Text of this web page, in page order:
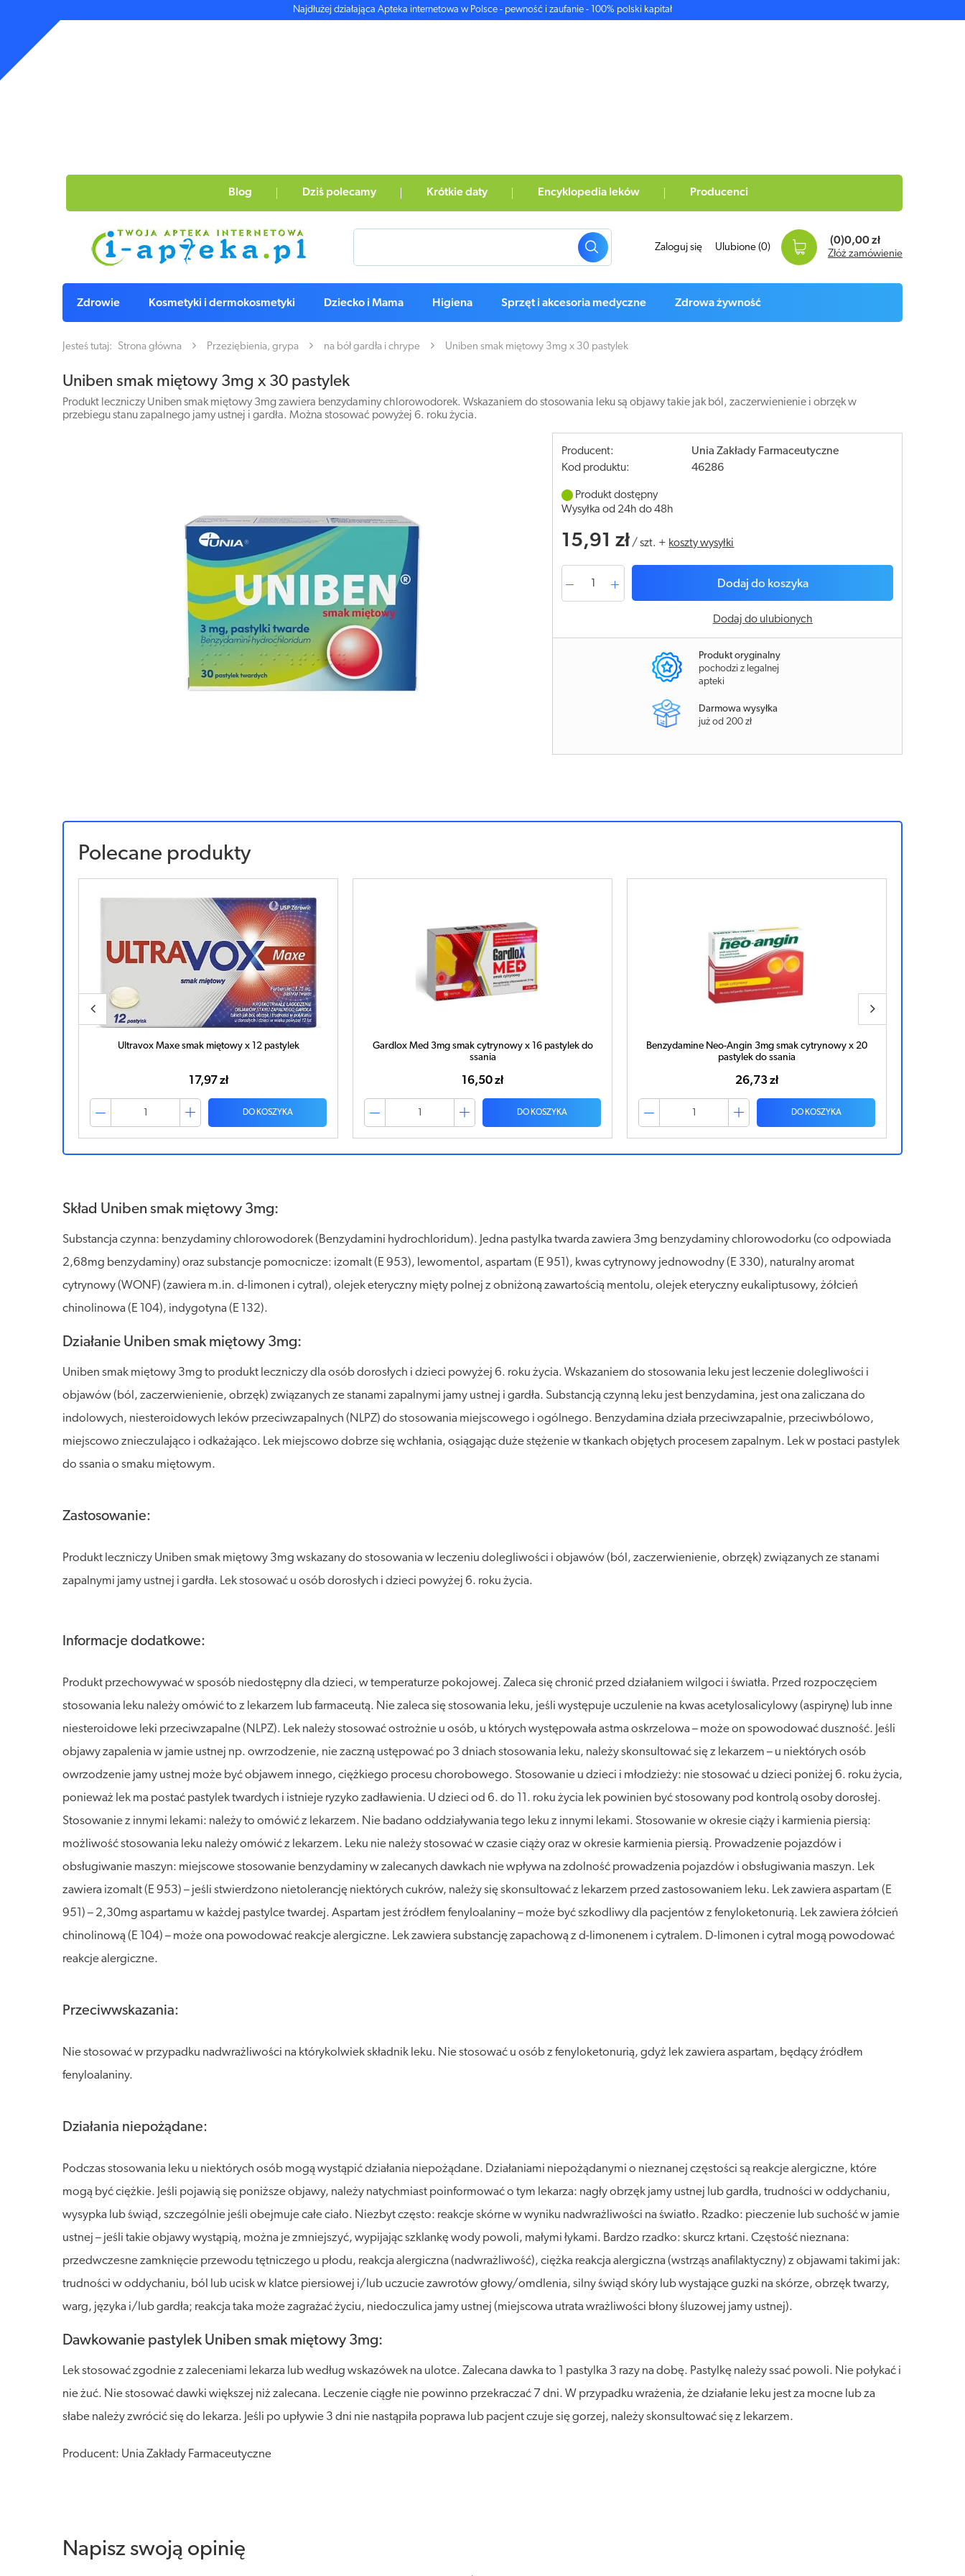
Najdłużej działająca Apteka internetowa w Polsce - pewność i zaufanie - 100% polski kapitał
Blog Dziś polecamy Krótkie daty Encyklopedia leków Producenci
Zaloguj się Ulubione (0)
(0)0,00 zł
Złóż zamówienie
Zdrowie Kosmetyki i dermokosmetyki Dziecko i Mama Higiena Sprzęt i akcesoria medyczne Zdrowa żywność
Jesteś tutaj: Strona główna Przeziębienia, grypa na bół gardła i chrype Uniben smak miętowy 3mg x 30 pastylek
Uniben smak miętowy 3mg x 30 pastylek
Produkt leczniczy Uniben smak miętowy 3mg zawiera benzydaminy chlorowodorek. Wskazaniem do stosowania leku są objawy takie jak ból, zaczerwienienie i obrzęk w
przebiegu stanu zapalnego jamy ustnej i gardła. Można stosować powyżej 6. roku życia.
Producent:
Unia Zakłady Farmaceutyczne
Kod produktu:
46286
Produkt dostępny
Wysyłka od 24h do 48h
15,91 zł /szt. + koszty wysyłki
Dodaj do koszyka
Dodaj do ulubionych
Produkt oryginalny
pochodzi z legalnej
apteki
Darmowa wysyłka
już od 200 zł
Polecane produkty
Ultravox Maxe smak miętowy x 12 pastylek
17,97 zł
DO KOSZYKA
Gardlox Med 3mg smak cytrynowy x 16 pastylek do
ssania
16,50 zł
DO KOSZYKA
Benzydamine Neo-Angin 3mg smak cytrynowy x 20
pastylek do ssania
26,73 zł
DO KOSZYKA
Skład Uniben smak miętowy 3mg:
Substancja czynna: benzydaminy chlorowodorek (Benzydamini hydrochloridum). Jedna pastylka twarda zawiera 3mg benzydaminy chlorowodorku (co odpowiada
2,68mg benzydaminy) oraz substancje pomocnicze: izomalt (E 953), lewomentol, aspartam (E 951), kwas cytrynowy jednowodny (E 330), naturalny aromat
cytrynowy (WONF) (zawiera m.in. d-limonen i cytral), olejek eteryczny mięty polnej z obniżoną zawartością mentolu, olejek eteryczny eukaliptusowy, żółcień
chinolinowa (E 104), indygotyna (E 132).
Działanie Uniben smak miętowy 3mg:
Uniben smak miętowy 3mg to produkt leczniczy dla osób dorosłych i dzieci powyżej 6. roku życia. Wskazaniem do stosowania leku jest leczenie dolegliwości i
objawów (ból, zaczerwienienie, obrzęk) związanych ze stanami zapalnymi jamy ustnej i gardła. Substancją czynną leku jest benzydamina, jest ona zaliczana do
indolowych, niesteroidowych leków przeciwzapalnych (NLPZ) do stosowania miejscowego i ogólnego. Benzydamina działa przeciwzapalnie, przeciwbólowo,
miejscowo znieczulająco i odkażająco. Lek miejscowo dobrze się wchłania, osiągając duże stężenie w tkankach objętych procesem zapalnym. Lek w postaci pastylek
do ssania o smaku miętowym.
Zastosowanie:
Produkt leczniczy Uniben smak miętowy 3mg wskazany do stosowania w leczeniu dolegliwości i objawów (ból, zaczerwienienie, obrzęk) związanych ze stanami
zapalnymi jamy ustnej i gardła. Lek stosować u osób dorosłych i dzieci powyżej 6. roku życia.
Informacje dodatkowe:
Produkt przechowywać w sposób niedostępny dla dzieci, w temperaturze pokojowej. Zaleca się chronić przed działaniem wilgoci i światła. Przed rozpoczęciem
stosowania leku należy omówić to z lekarzem lub farmaceutą. Nie zaleca się stosowania leku, jeśli występuje uczulenie na kwas acetylosalicylowy (aspirynę) lub inne
niesteroidowe leki przeciwzapalne (NLPZ). Lek należy stosować ostrożnie u osób, u których występowała astma oskrzelowa – może on spowodować duszność. Jeśli
objawy zapalenia w jamie ustnej np. owrzodzenie, nie zaczną ustępować po 3 dniach stosowania leku, należy skonsultować się z lekarzem – u niektórych osób
owrzodzenie jamy ustnej może być objawem innego, ciężkiego procesu chorobowego. Stosowanie u dzieci i młodzieży: nie stosować u dzieci poniżej 6. roku życia,
ponieważ lek ma postać pastylek twardych i istnieje ryzyko zadławienia. U dzieci od 6. do 11. roku życia lek powinien być stosowany pod kontrolą osoby dorosłej.
Stosowanie z innymi lekami: należy to omówić z lekarzem. Nie badano oddziaływania tego leku z innymi lekami. Stosowanie w okresie ciąży i karmienia piersią:
możliwość stosowania leku należy omówić z lekarzem. Leku nie należy stosować w czasie ciąży oraz w okresie karmienia piersią. Prowadzenie pojazdów i
obsługiwanie maszyn: miejscowe stosowanie benzydaminy w zalecanych dawkach nie wpływa na zdolność prowadzenia pojazdów i obsługiwania maszyn. Lek
zawiera izomalt (E 953) – jeśli stwierdzono nietolerancję niektórych cukrów, należy się skonsultować z lekarzem przed zastosowaniem leku. Lek zawiera aspartam (E
951) – 2,30mg aspartamu w każdej pastylce twardej. Aspartam jest źródłem fenyloalaniny – może być szkodliwy dla pacjentów z fenyloketonurią. Lek zawiera żółcień
chinolinową (E 104) – może ona powodować reakcje alergiczne. Lek zawiera substancję zapachową z d-limonenem i cytralem. D-limonen i cytral mogą powodować
reakcje alergiczne.
Przeciwwskazania:
Nie stosować w przypadku nadwrażliwości na którykolwiek składnik leku. Nie stosować u osób z fenyloketonurią, gdyż lek zawiera aspartam, będący źródłem
fenyloalaniny.
Działania niepożądane:
Podczas stosowania leku u niektórych osób mogą wystąpić działania niepożądane. Działaniami niepożądanymi o nieznanej częstości są reakcje alergiczne, które
mogą być ciężkie. Jeśli pojawią się poniższe objawy, należy natychmiast poinformować o tym lekarza: nagły obrzęk jamy ustnej lub gardła, trudności w oddychaniu,
wysypka lub świąd, szczególnie jeśli obejmuje całe ciało. Niezbyt często: reakcje skórne w wyniku nadwrażliwości na światło. Rzadko: pieczenie lub suchość w jamie
ustnej – jeśli takie objawy wystąpią, można je zmniejszyć, wypijając szklankę wody powoli, małymi łykami. Bardzo rzadko: skurcz krtani. Częstość nieznana:
przedwczesne zamknięcie przewodu tętniczego u płodu, reakcja alergiczna (nadwrażliwość), ciężka reakcja alergiczna (wstrząs anafilaktyczny) z objawami takimi jak:
trudności w oddychaniu, ból lub ucisk w klatce piersiowej i/lub uczucie zawrotów głowy/omdlenia, silny świąd skóry lub wystające guzki na skórze, obrzęk twarzy,
warg, języka i/lub gardła; reakcja taka może zagrażać życiu, niedoczulica jamy ustnej (miejscowa utrata wrażliwości błony śluzowej jamy ustnej).
Dawkowanie pastylek Uniben smak miętowy 3mg:
Lek stosować zgodnie z zaleceniami lekarza lub według wskazówek na ulotce. Zalecana dawka to 1 pastylka 3 razy na dobę. Pastylkę należy ssać powoli. Nie połykać i
nie żuć. Nie stosować dawki większej niż zalecana. Leczenie ciągłe nie powinno przekraczać 7 dni. W przypadku wrażenia, że działanie leku jest za mocne lub za
słabe należy zwrócić się do lekarza. Jeśli po upływie 3 dni nie nastąpiła poprawa lub pacjent czuje się gorzej, należy skonsultować się z lekarzem.
Producent: Unia Zakłady Farmaceutyczne
Napisz swoją opinię